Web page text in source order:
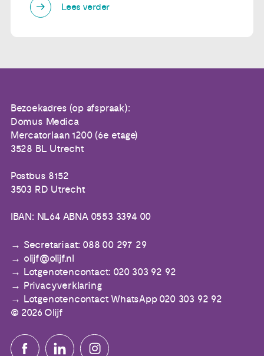
Lees verder
Bezoekadres (op afspraak):
Domus Medica
Mercatorlaan 1200 (6e etage)
3528 BL Utrecht
Postbus 8152
3503 RD Utrecht
IBAN: NL64 ABNA 0553 3394 00
Secretariaat: 088 00 297 29
olijf@olijf.nl
Lotgenotencontact: 020 303 92 92
Privacyverklaring
Lotgenotencontact WhatsApp 020 303 92 92
© 2026 Olijf